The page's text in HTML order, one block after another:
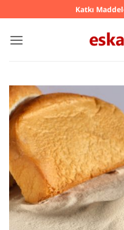
to
content
Katkı